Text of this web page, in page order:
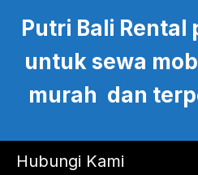
Putri Bali
untuk sewa
murah dan
Hubungi Kami